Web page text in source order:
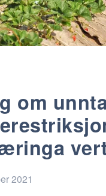
om
2021